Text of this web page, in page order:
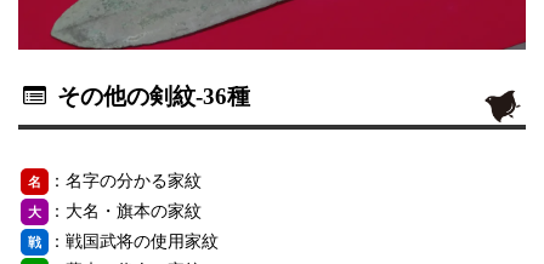
その他の剣紋-36種
名 ：名字の分かる家紋
大 ：大名・旗本の家紋
戦 ：戦国武将の使用家紋